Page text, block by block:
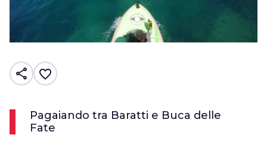
share favorite_border
Pagaiando tra Baratti e Buca delle
Fate